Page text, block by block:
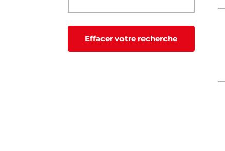
Effacer votre recherche